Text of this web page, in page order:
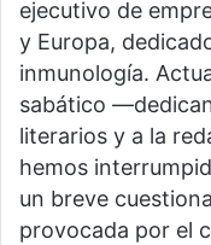
ejecutivo de
y Europa,
inmunología.
sabático
literarios y a la
hemos
un breve
provocada por el